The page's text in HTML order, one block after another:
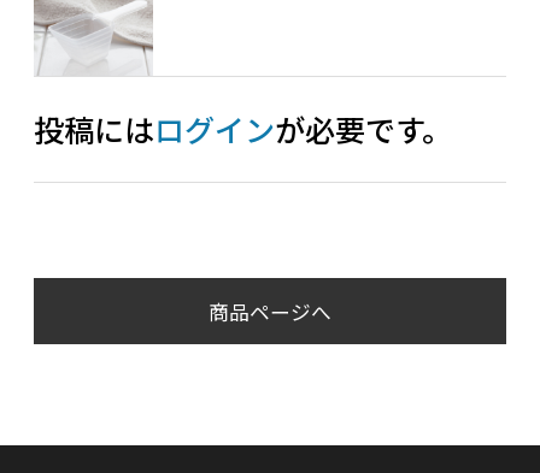
投稿にはログインが必要です。
商品ページへ